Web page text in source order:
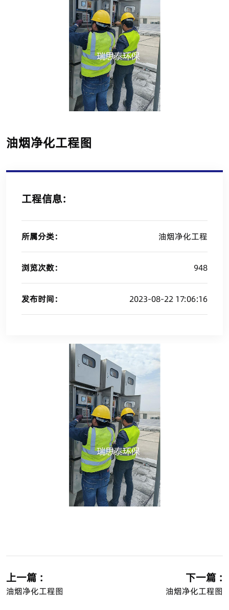
油烟净化工程图
工程信息:
所属分类： 油烟净化工程
浏览次数： 948
发布时间： 2023-08-22 17:06:16
上一篇 :
油烟净化工程图
下一篇 :
油烟净化工程图